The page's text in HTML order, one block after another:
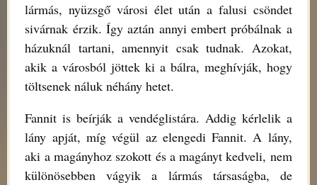
lármás, nyüzsgő városi élet után a falusi csöndet
sivárnak érzik. Így aztán annyi embert próbálnak a
házuknál tartani, amennyit csak tudnak. Azokat,
akik a városból jöttek ki a bálra, meghívják, hogy
töltsenek náluk néhány hetet.
Fannit is beírják a vendéglistára. Addig kérlelik a
lány apját, míg végül az elengedi Fannit. A lány,
aki a magányhoz szokott és a magányt kedveli, nem
különösebben vágyik a lármás társaságba, de